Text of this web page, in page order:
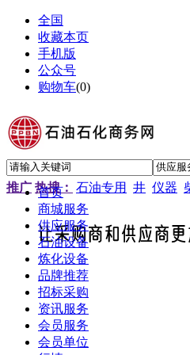
全国
收藏本页
手机版
公众号
购物车(0)
推广 热搜： 石油专用 井 仪器
首页
商城服务
供应服务
石油设备
炼化设备
品牌推荐
招标采购
资讯服务
会员服务
会员单位